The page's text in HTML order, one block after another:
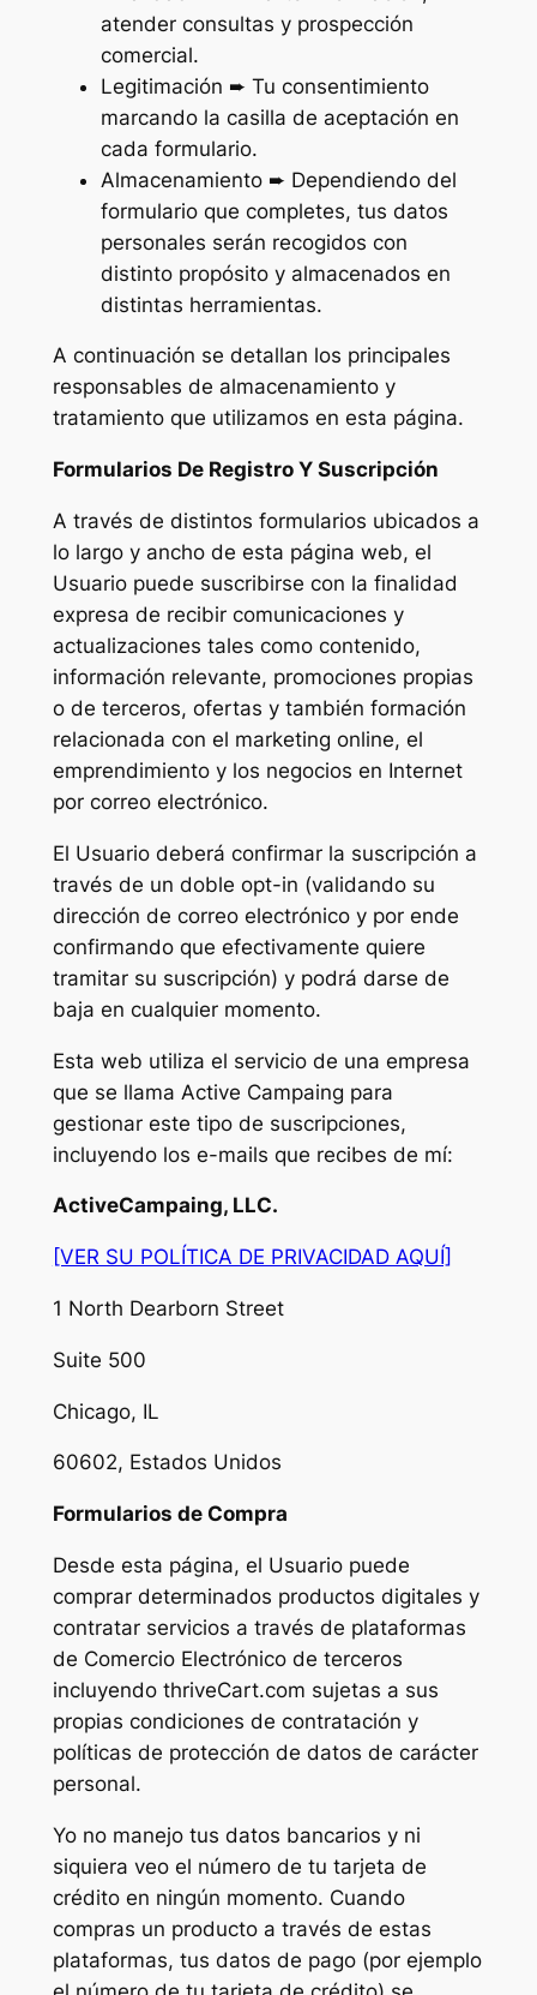
atender consultas y prospección
comercial.
Legitimación ➨ Tu consentimiento
marcando la casilla de aceptación en
cada formulario.
Almacenamiento ➨ Dependiendo del
formulario que completes, tus datos
personales serán recogidos con
distinto propósito y almacenados en
distintas herramientas.
A continuación se detallan los principales
responsables de almacenamiento y
tratamiento que utilizamos en esta página.
Formularios De Registro Y Suscripción
A través de distintos formularios ubicados a
lo largo y ancho de esta página web, el
Usuario puede suscribirse con la finalidad
expresa de recibir comunicaciones y
actualizaciones tales como contenido,
información relevante, promociones propias
o de terceros, ofertas y también formación
relacionada con el marketing online, el
emprendimiento y los negocios en Internet
por correo electrónico.
El Usuario deberá confirmar la suscripción a
través de un doble opt-in (validando su
dirección de correo electrónico y por ende
confirmando que efectivamente quiere
tramitar su suscripción) y podrá darse de
baja en cualquier momento.
Esta web utiliza el servicio de una empresa
que se llama Active Campaing para
gestionar este tipo de suscripciones,
incluyendo los e-mails que recibes de mí:
ActiveCampaing, LLC.
[VER SU POLÍTICA DE PRIVACIDAD AQUÍ]
1 North Dearborn Street
Suite 500
Chicago, IL
60602, Estados Unidos
Formularios de Compra
Desde esta página, el Usuario puede
comprar determinados productos digitales y
contratar servicios a través de plataformas
de Comercio Electrónico de terceros
incluyendo thriveCart.com sujetas a sus
propias condiciones de contratación y
políticas de protección de datos de carácter
personal.
Yo no manejo tus datos bancarios y ni
siquiera veo el número de tu tarjeta de
crédito en ningún momento. Cuando
compras un producto a través de estas
plataformas, tus datos de pago (por ejemplo